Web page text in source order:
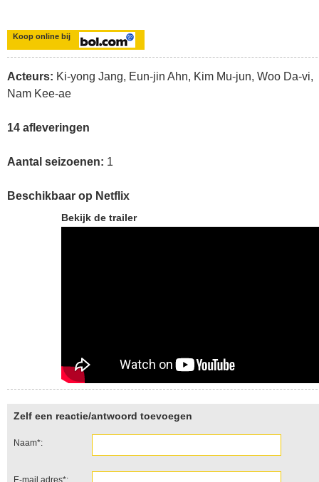
Koop online bij
Acteurs: Ki-yong Jang, Eun-jin Ahn, Kim Mu-jun, Woo Da-vi,
Nam Kee-ae
14 afleveringen
Aantal seizoenen: 1
Beschikbaar op Netflix
Bekijk de trailer
Zelf een reactie/antwoord toevoegen
Naam*:
E-mail adres*: